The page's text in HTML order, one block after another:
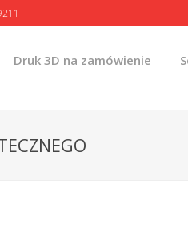
Druk 3D na zamówienie